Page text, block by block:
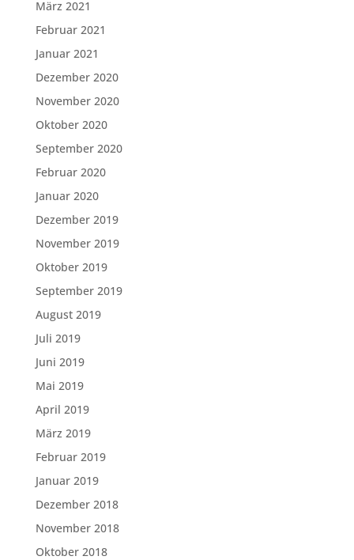
März 2021
Februar 2021
Januar 2021
Dezember 2020
November 2020
Oktober 2020
September 2020
Februar 2020
Januar 2020
Dezember 2019
November 2019
Oktober 2019
September 2019
August 2019
Juli 2019
Juni 2019
Mai 2019
April 2019
März 2019
Februar 2019
Januar 2019
Dezember 2018
November 2018
Oktober 2018